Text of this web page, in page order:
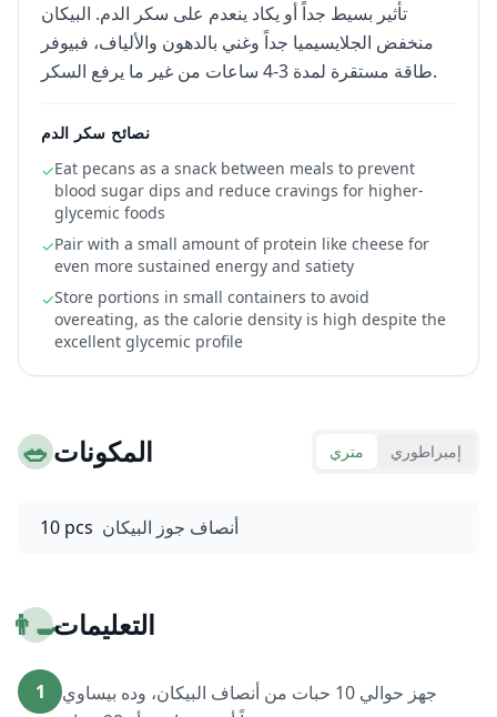
تأثير بسيط جداً أو يكاد ينعدم على سكر الدم. البيكان
منخفض الجلايسيميا جداً وغني بالدهون والألياف، فبيوفر
طاقة مستقرة لمدة 3-4 ساعات من غير ما يرفع السكر.
نصائح سكر الدم
✓Eat pecans as a snack between meals to prevent
blood sugar dips and reduce cravings for higher-
glycemic foods
✓Pair with a small amount of protein like cheese for
even more sustained energy and satiety
✓Store portions in small containers to avoid
overeating, as the calorie density is high despite the
excellent glycemic profile
🥗المكونات متري إمبراطوري
10 pcs أنصاف جوز البيكان
👨‍🍳التعليمات
1
جهز حوالي 10 حبات من أنصاف البيكان، وده بيساوي